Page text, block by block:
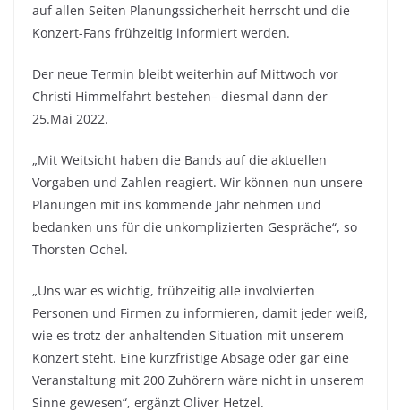
auf allen Seiten Planungssicherheit herrscht und die
Konzert-Fans frühzeitig informiert werden.
Der neue Termin bleibt weiterhin auf Mittwoch vor
Christi Himmelfahrt bestehen– diesmal dann der
25.Mai 2022.
„Mit Weitsicht haben die Bands auf die aktuellen
Vorgaben und Zahlen reagiert. Wir können nun unsere
Planungen mit ins kommende Jahr nehmen und
bedanken uns für die unkomplizierten Gespräche“, so
Thorsten Ochel.
„Uns war es wichtig, frühzeitig alle involvierten
Personen und Firmen zu informieren, damit jeder weiß,
wie es trotz der anhaltenden Situation mit unserem
Konzert steht. Eine kurzfristige Absage oder gar eine
Veranstaltung mit 200 Zuhörern wäre nicht in unserem
Sinne gewesen“, ergänzt Oliver Hetzel.